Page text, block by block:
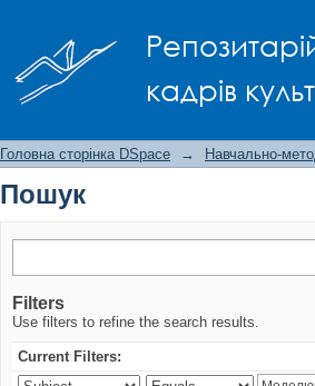
кадрів
Головна сторінка DSpace → Навчально-
Пошук
Filters
Use filters to refine the search results.
Current Filters: